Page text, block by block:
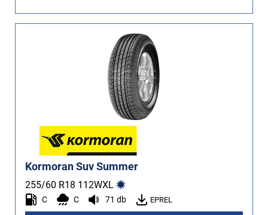
Kormoran Suv Summer
255/60 R18 112WXL
C C 71 db EPREL